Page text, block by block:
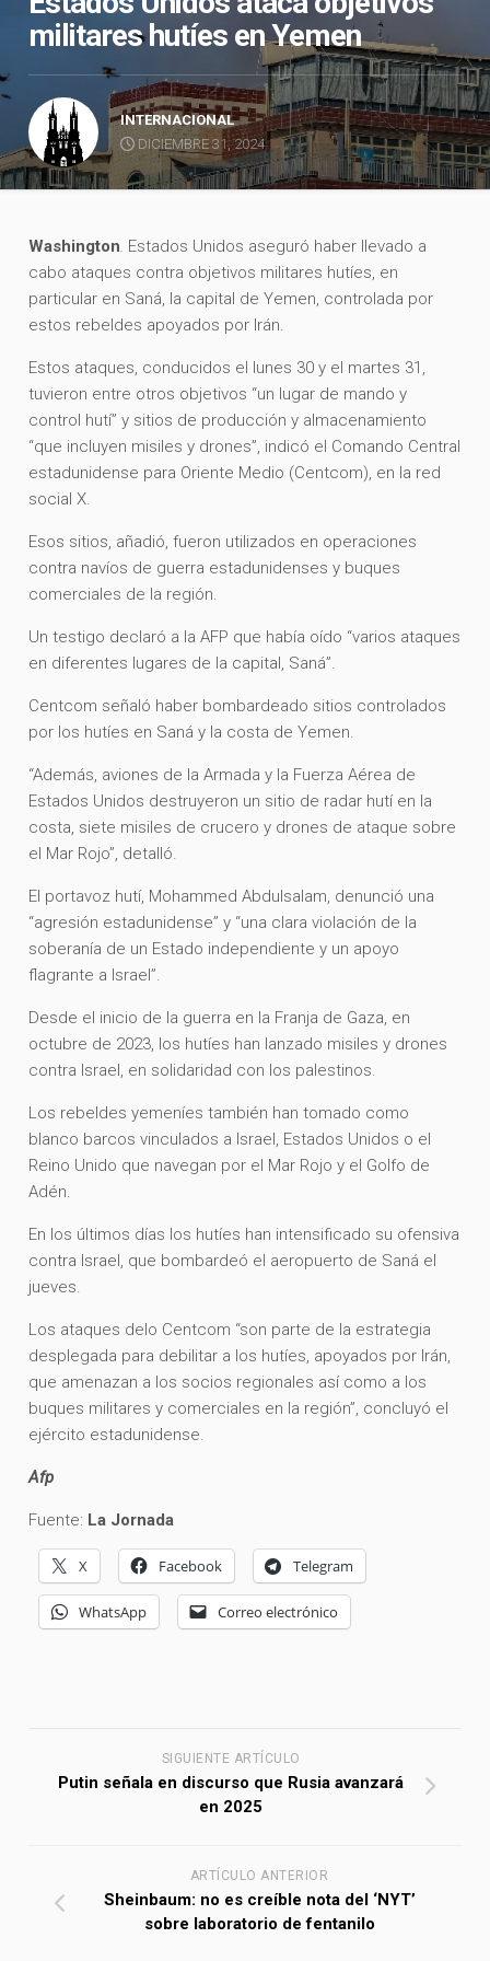
militares hutíes en Yemen
INTERNACIONAL
DICIEMBRE 31, 2024
Washington. Estados Unidos aseguró haber llevado a
cabo ataques contra objetivos militares hutíes, en
particular en Saná, la capital de Yemen, controlada por
estos rebeldes apoyados por Irán.
Estos ataques, conducidos el lunes 30 y el martes 31,
tuvieron entre otros objetivos “un lugar de mando y
control hutí” y sitios de producción y almacenamiento
“que incluyen misiles y drones”, indicó el Comando Central
estadunidense para Oriente Medio (Centcom), en la red
social X.
Esos sitios, añadió, fueron utilizados en operaciones
contra navíos de guerra estadunidenses y buques
comerciales de la región.
Un testigo declaró a la AFP que había oído “varios ataques
en diferentes lugares de la capital, Saná”.
Centcom señaló haber bombardeado sitios controlados
por los hutíes en Saná y la costa de Yemen.
“Además, aviones de la Armada y la Fuerza Aérea de
Estados Unidos destruyeron un sitio de radar hutí en la
costa, siete misiles de crucero y drones de ataque sobre
el Mar Rojo”, detalló.
El portavoz hutí, Mohammed Abdulsalam, denunció una
“agresión estadunidense” y “una clara violación de la
soberanía de un Estado independiente y un apoyo
flagrante a Israel”.
Desde el inicio de la guerra en la Franja de Gaza, en
octubre de 2023, los hutíes han lanzado misiles y drones
contra Israel, en solidaridad con los palestinos.
Los rebeldes yemeníes también han tomado como
blanco barcos vinculados a Israel, Estados Unidos o el
Reino Unido que navegan por el Mar Rojo y el Golfo de
Adén.
En los últimos días los hutíes han intensificado su ofensiva
contra Israel, que bombardeó el aeropuerto de Saná el
jueves.
Los ataques delo Centcom “son parte de la estrategia
desplegada para debilitar a los hutíes, apoyados por Irán,
que amenazan a los socios regionales así como a los
buques militares y comerciales en la región”, concluyó el
ejército estadunidense.
Afp
Fuente: La Jornada
X Facebook Telegram
WhatsApp Correo electrónico
SIGUIENTE ARTÍCULO
Putin señala en discurso que Rusia avanzará
en 2025
ARTÍCULO ANTERIOR
Sheinbaum: no es creíble nota del ‘NYT’
sobre laboratorio de fentanilo